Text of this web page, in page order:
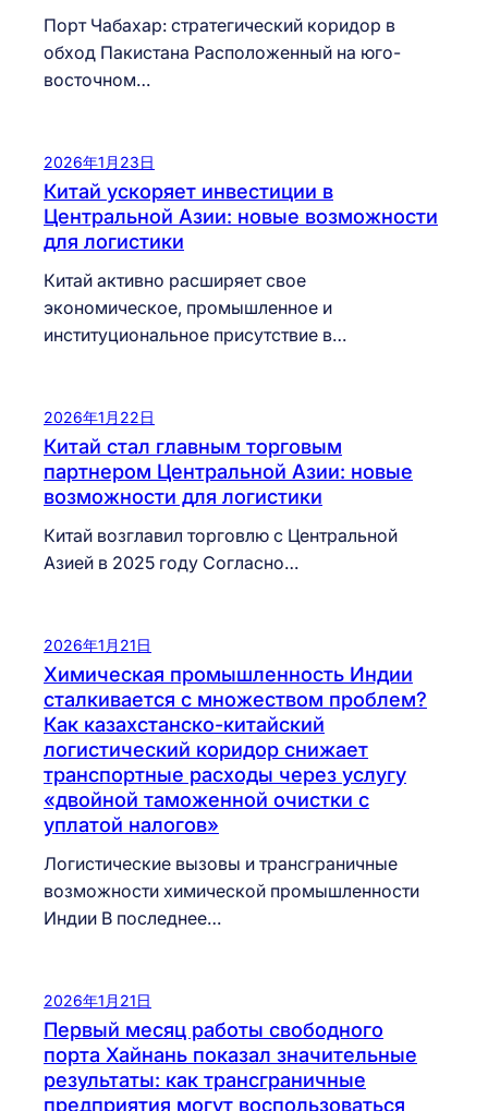
Порт Чабахар: стратегический коридор в
обход Пакистана Расположенный на юго-
восточном…
2026年1月23日
Китай ускоряет инвестиции в
Центральной Азии: новые возможности
для логистики
Китай активно расширяет свое
экономическое, промышленное и
институциональное присутствие в…
2026年1月22日
Китай стал главным торговым
партнером Центральной Азии: новые
возможности для логистики
Китай возглавил торговлю с Центральной
Азией в 2025 году Согласно…
2026年1月21日
Химическая промышленность Индии
сталкивается с множеством проблем?
Как казахстанско-китайский
логистический коридор снижает
транспортные расходы через услугу
«двойной таможенной очистки с
уплатой налогов»
Логистические вызовы и трансграничные
возможности химической промышленности
Индии В последнее…
2026年1月21日
Первый месяц работы свободного
порта Хайнань показал значительные
результаты: как трансграничные
предприятия могут воспользоваться